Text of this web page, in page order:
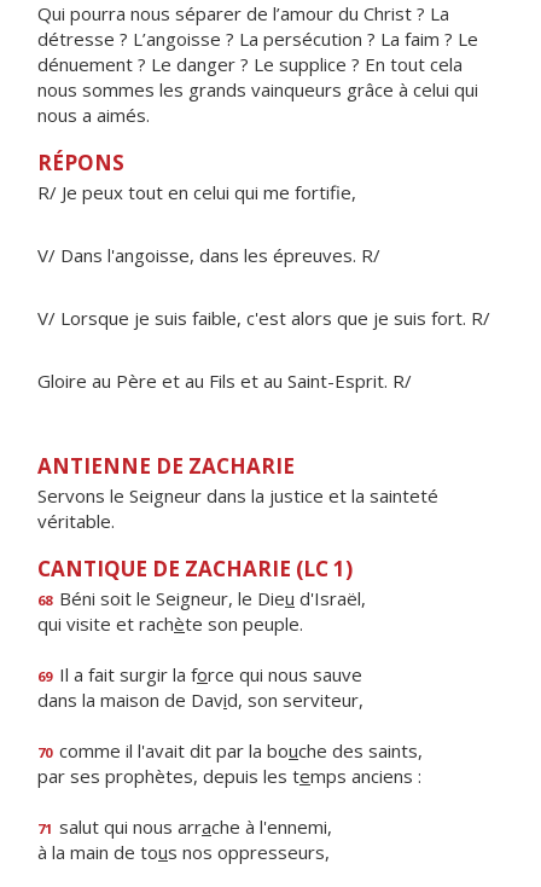
Qui pourra nous séparer de l’amour du Christ ? La
détresse ? L’angoisse ? La persécution ? La faim ? Le
dénuement ? Le danger ? Le supplice ? En tout cela
nous sommes les grands vainqueurs grâce à celui qui
nous a aimés.
RÉPONS
R/ Je peux tout en celui qui me fortifie,
V/ Dans l'angoisse, dans les épreuves. R/
V/ Lorsque je suis faible, c'est alors que je suis fort. R/
Gloire au Père et au Fils et au Saint-Esprit. R/
ANTIENNE DE ZACHARIE
Servons le Seigneur dans la justice et la sainteté
véritable.
CANTIQUE DE ZACHARIE (LC 1)
68 Béni soit le Seigneur, le Dieu d'Israël,
qui visite et rachète son peuple.
69 Il a fait surgir la force qui nous sauve
dans la maison de David, son serviteur,
70 comme il l'avait dit par la bouche des saints,
par ses prophètes, depuis les temps anciens :
71 salut qui nous arrache à l'ennemi,
à la main de tous nos oppresseurs,